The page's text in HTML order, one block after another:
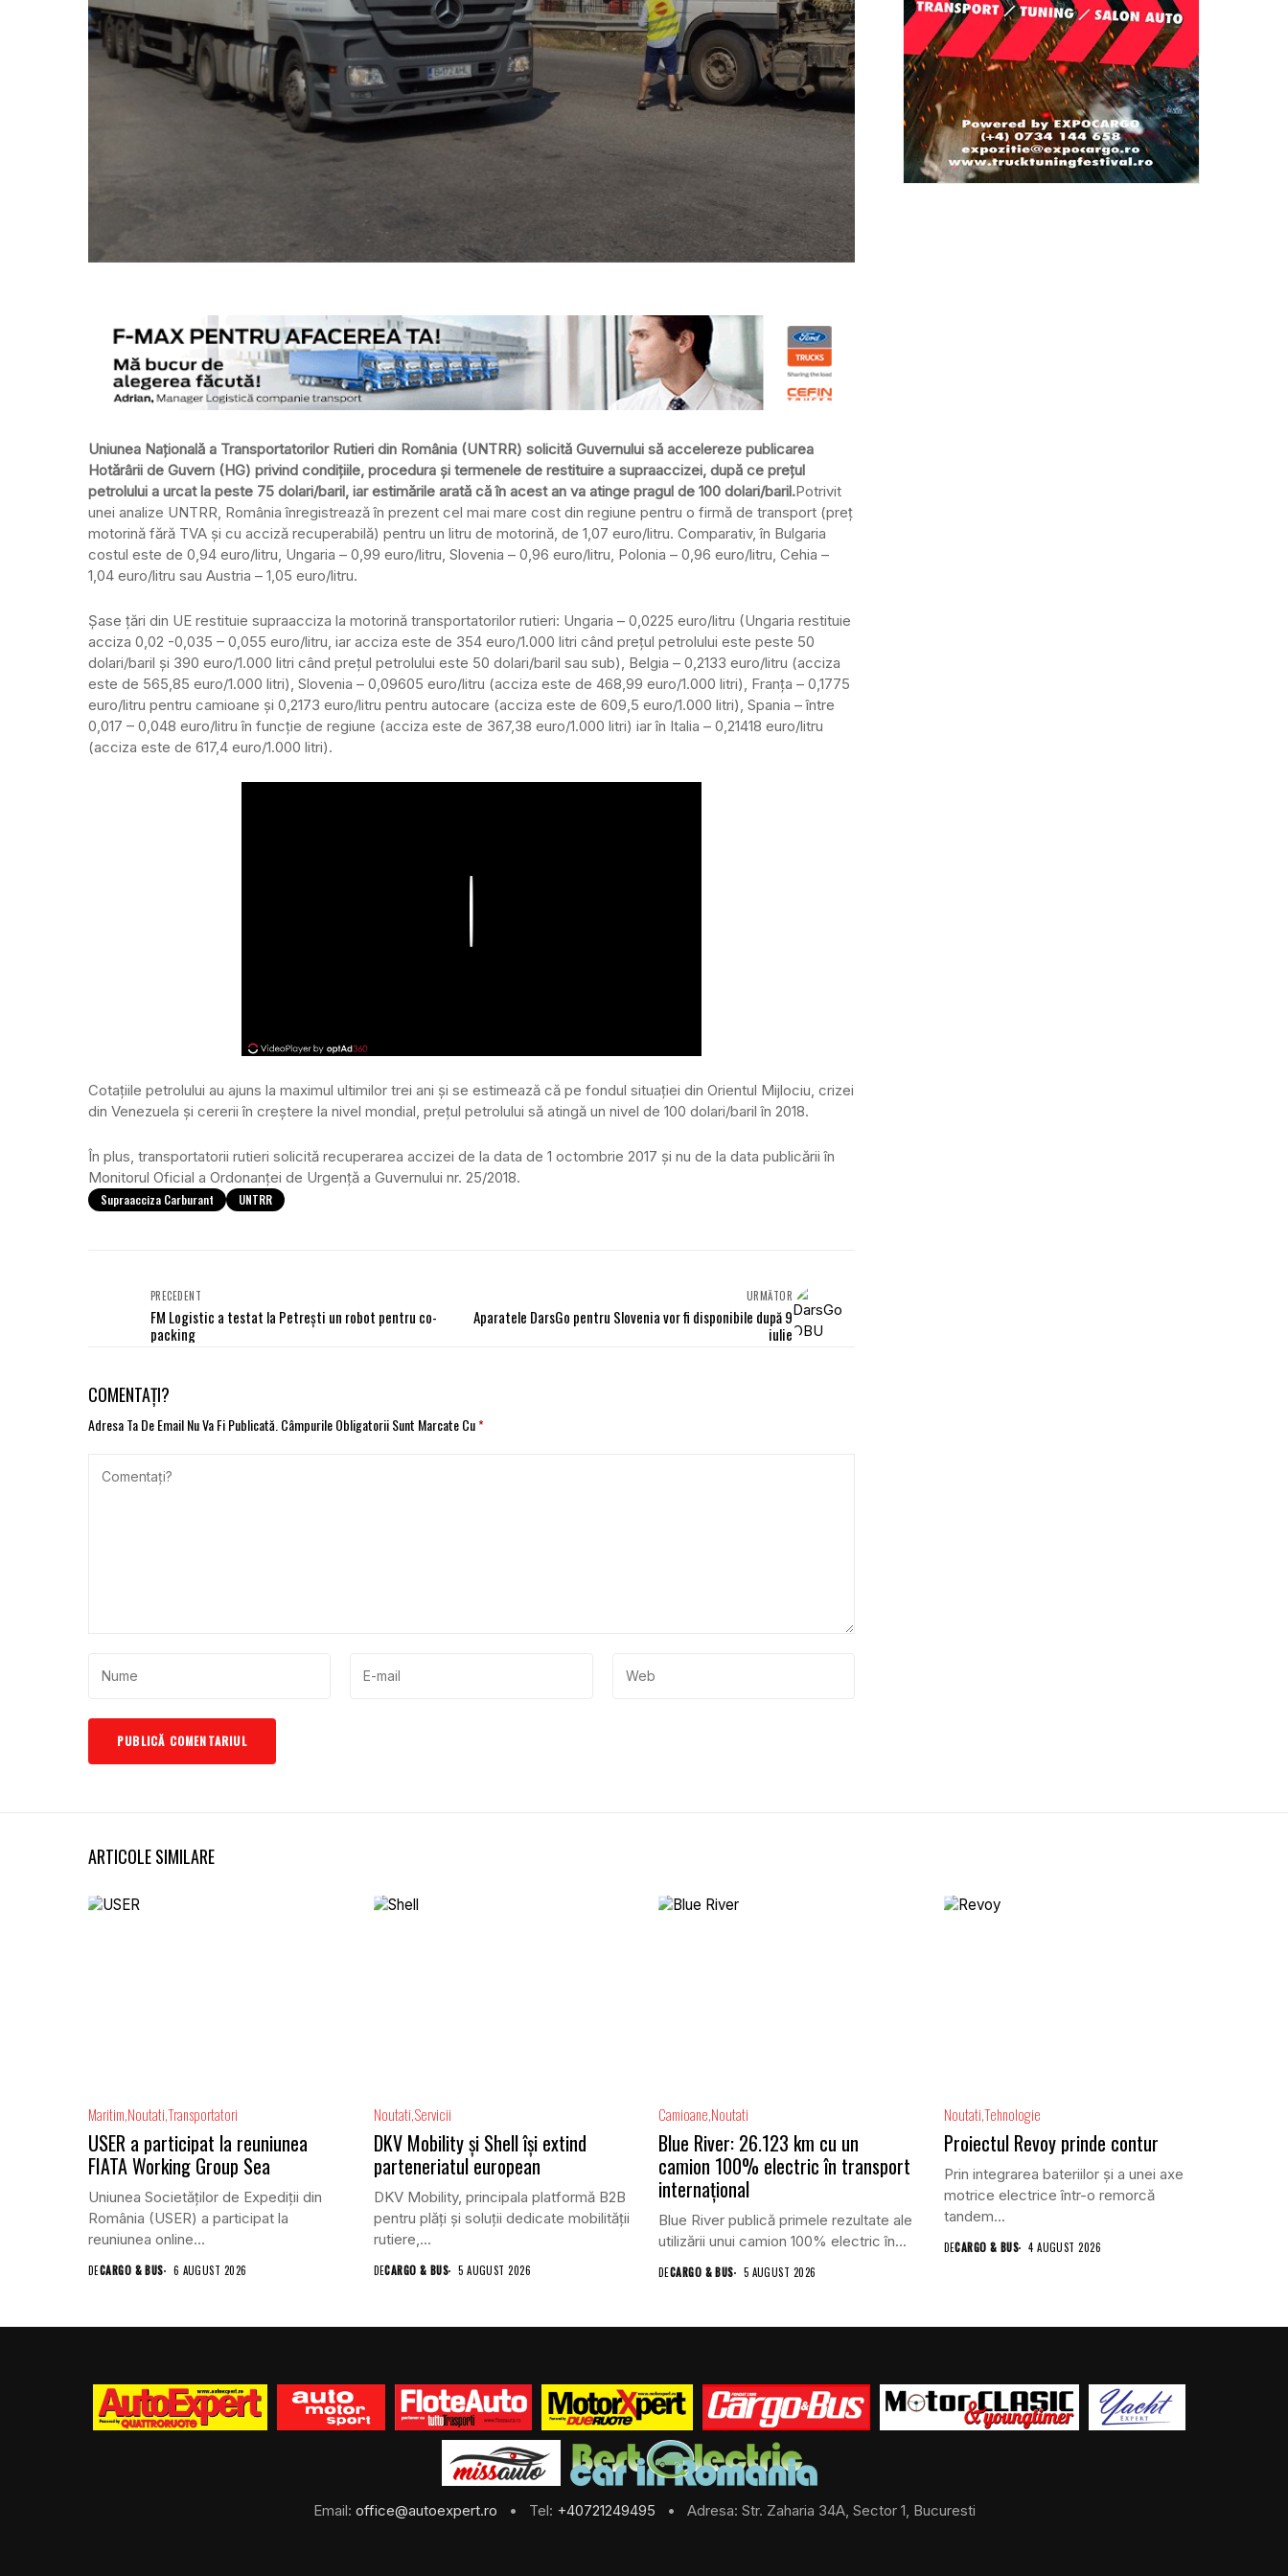
Uniunea Națională a Transportatorilor Rutieri din România (UNTRR) solicită Guvernului să accelereze publicarea
Hotărârii de Guvern (HG) privind condițiile, procedura și termenele de restituire a supraaccizei, după ce prețul
petrolului a urcat la peste 75 dolari/baril, iar estimările arată că în acest an va atinge pragul de 100 dolari/baril.Potrivit
unei analize UNTRR, România înregistrează în prezent cel mai mare cost din regiune pentru o firmă de transport (preț
motorină fără TVA și cu acciză recuperabilă) pentru un litru de motorină, de 1,07 euro/litru. Comparativ, în Bulgaria
costul este de 0,94 euro/litru, Ungaria – 0,99 euro/litru, Slovenia – 0,96 euro/litru, Polonia – 0,96 euro/litru, Cehia –
1,04 euro/litru sau Austria – 1,05 euro/litru.
Șase țări din UE restituie supraacciza la motorină transportatorilor rutieri: Ungaria – 0,0225 euro/litru (Ungaria restituie
acciza 0,02 -0,035 – 0,055 euro/litru, iar acciza este de 354 euro/1.000 litri când prețul petrolului este peste 50
dolari/baril și 390 euro/1.000 litri când prețul petrolului este 50 dolari/baril sau sub), Belgia – 0,2133 euro/litru (acciza
este de 565,85 euro/1.000 litri), Slovenia – 0,09605 euro/litru (acciza este de 468,99 euro/1.000 litri), Franța – 0,1775
euro/litru pentru camioane și 0,2173 euro/litru pentru autocare (acciza este de 609,5 euro/1.000 litri), Spania – între
0,017 – 0,048 euro/litru în funcție de regiune (acciza este de 367,38 euro/1.000 litri) iar în Italia – 0,21418 euro/litru
(acciza este de 617,4 euro/1.000 litri).
Cotațiile petrolului au ajuns la maximul ultimilor trei ani și se estimează că pe fondul situației din Orientul Mijlociu, crizei
din Venezuela și cererii în creștere la nivel mondial, prețul petrolului să atingă un nivel de 100 dolari/baril în 2018.
În plus, transportatorii rutieri solicită recuperarea accizei de la data de 1 octombrie 2017 și nu de la data publicării în
Monitorul Oficial a Ordonanței de Urgență a Guvernului nr. 25/2018.
Supraacciza Carburant UNTRR
PRECEDENT
FM Logistic a testat la Petrești un robot pentru co-
packing
URMĂTOR
Aparatele DarsGo pentru Slovenia vor fi disponibile după 9
iulie
COMENTAȚI?
Adresa Ta De Email Nu Va Fi Publicată. Câmpurile Obligatorii Sunt Marcate Cu*
ARTICOLE SIMILARE
Maritim NoutatiTransportatori
USER a participat la reuniunea
FIATA Working Group Sea
Uniunea Societăților de Expediții din
România (USER) a participat la
reuniunea online...
DECARGO & BUS 6 AUGUST 2026
Noutati Servicii
DKV Mobility și Shell își extind
parteneriatul european
DKV Mobility, principala platformă B2B
pentru plăți și soluții dedicate mobilității
rutiere,...
DECARGO & BUS 5 AUGUST 2026
Camioane Noutati
Blue River: 26.123 km cu un
camion 100% electric în transport
internațional
Blue River publică primele rezultate ale
utilizării unui camion 100% electric în...
DECARGO & BUS 5 AUGUST 2026
NoutatiTehnologie
Proiectul Revoy prinde contur
Prin integrarea bateriilor și a unei axe
motrice electrice într-o remorcă
tandem...
DECARGO & BUS 4 AUGUST 2026
Email: office@autoexpert.ro • Tel: +40721249495 • Adresa: Str. Zaharia 34A, Sector 1, Bucuresti